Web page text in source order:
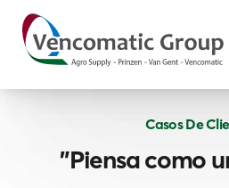
Casos De
"Piensa como